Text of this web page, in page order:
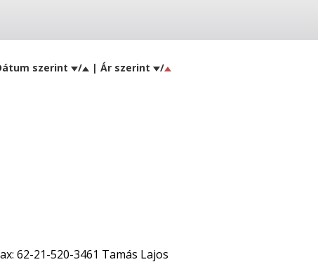
szerint / | Ár szerint /
62-21-520-3461 Tamás Lajos